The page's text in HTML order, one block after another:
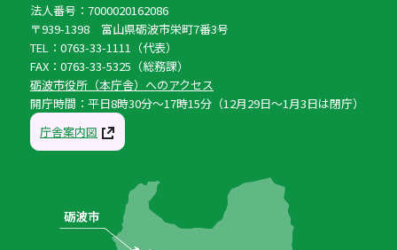
法人番号：7000020162086
〒939-1398 富山県砺波市栄町7番3号
TEL：0763-33-1111（代表）
FAX：0763-33-5325（総務課）
砺波市役所（本庁舎）へのアクセス
開庁時間：平日8時30分〜17時15分（12月29日〜1月3日は閉庁）
庁舎案内図